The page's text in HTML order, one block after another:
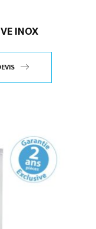
INOX